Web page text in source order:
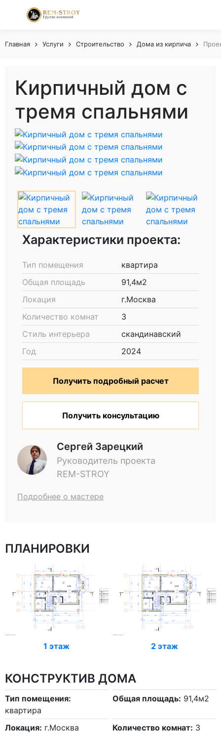
Главная Услуги Строительство Дома из кирпича
Кирпичный дом с
тремя спальнями
Характеристики проекта:
Тип помещения
квартира
Общая площадь
91,4м2
Локация
г.Москва
Количество комнат
3
Стиль интерьера
скандинавский
Год
2024
Получить подробный расчет
Получить консультацию
Сергей Зарецкий
Руководитель проекта
REM-STROY
Подробнее о мастере
ПЛАНИРОВКИ
1 этаж 2 этаж
КОНСТРУКТИВ ДОМА
Тип помещения:
квартира
Общая площадь: 91,4м2
Локация: г.Москва Количество комнат: 3